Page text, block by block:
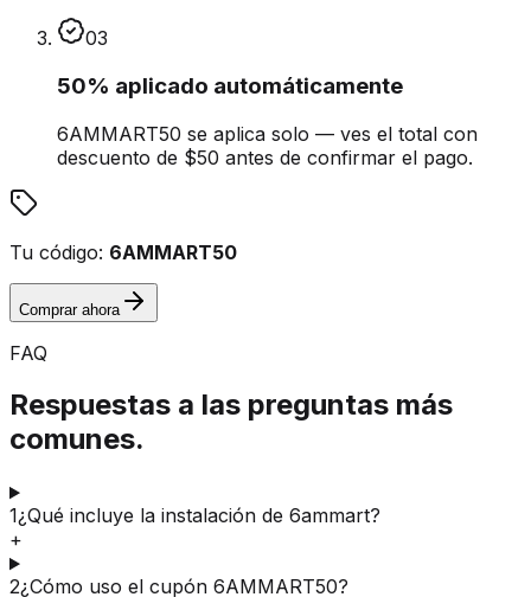
03
50% aplicado automáticamente
6AMMART50 se aplica solo — ves el total con
descuento de $50 antes de confirmar el pago.
Tu código: 6AMMART50
Comprar ahora
FAQ
Respuestas a las preguntas más
comunes.
1¿Qué incluye la instalación de 6ammart?
+
2¿Cómo uso el cupón 6AMMART50?